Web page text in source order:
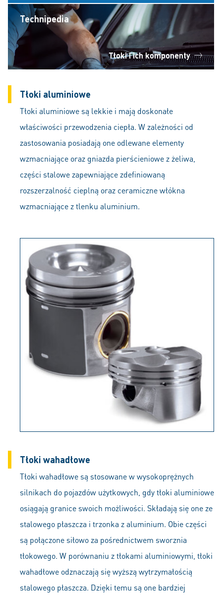
Technipedia
Tłoki i ich komponenty
Tłoki aluminiowe
Tłoki aluminiowe są lekkie i mają doskonałe
właściwości przewodzenia ciepła. W zależności od
zastosowania posiadają one odlewane elementy
wzmacniające oraz gniazda pierścieniowe z żeliwa,
części stalowe zapewniające zdefiniowaną
rozszerzalność cieplną oraz ceramiczne włókna
wzmacniające z tlenku aluminium.
Tłoki wahadłowe
Tłoki wahadłowe są stosowane w wysokoprężnych
silnikach do pojazdów użytkowych, gdy tłoki aluminiowe
osiągają granice swoich możliwości. Składają się one ze
stalowego płaszcza i trzonka z aluminium. Obie części
są połączone siłowo za pośrednictwem sworznia
tłokowego. W porównaniu z tłokami aluminiowymi, tłoki
wahadłowe odznaczają się wyższą wytrzymałością
stalowego płaszcza. Dzięki temu są one bardziej